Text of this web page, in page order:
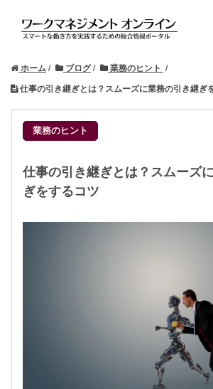
ホーム ブログ
業務のヒント
仕事の引き継ぎとは？スムーズに業務の引き継ぎ
業務のヒント
仕事の引き継ぎとは？スムーズ
ぎをするコツ